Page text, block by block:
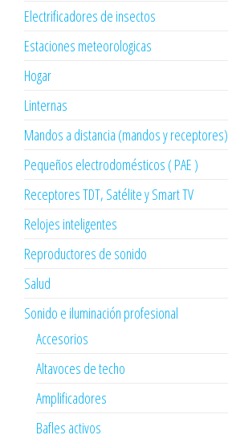
Electrificadores de insectos
Estaciones meteorologicas
Hogar
Linternas
Mandos a distancia (mandos y receptores)
Pequeños electrodomésticos ( PAE )
Receptores TDT, Satélite y Smart TV
Relojes inteligentes
Reproductores de sonido
Salud
Sonido e iluminación profesional
Accesorios
Altavoces de techo
Amplificadores
Bafles activos